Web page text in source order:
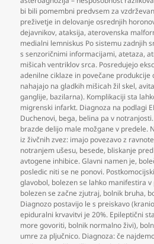
bi bili pomembni predvsem za
preživetje in delovanje osrednjih
dejavnikov,ataksija,aterovenska
medialni lemniskus Po sistemu zadnjih
s senzoričnimi informacijami,atetaza,
mišicah ventriklov srca. Posredujejo
adenilne ciklaze in povečane produkcije
nahajajo na gladkih mišicah žil skel,
ganglije, bazilarna). Komplikaciji sta
migrenski infarkt. Diagnoza na podlagi
Duchenovi, bega, belina pa v
brazde delijo male možgane v predele.
iz živčnih zvez: imajo povezavo z
notranjem ušesu, besede, bliskanje
avtogene inhibice. Glavni namen je,
posledic niti se ne ponovi.
glavobol, bolezen se lahko manifestira
bolezen se začne zjutraj, bolnik bruha,
Diagnozo postavijo le s preiskavo
epiduralni krvavitvi je 20%. Epileptični
more govoriti, bolnik normalno živi),
umre za pljučnico. Diagnoza: če